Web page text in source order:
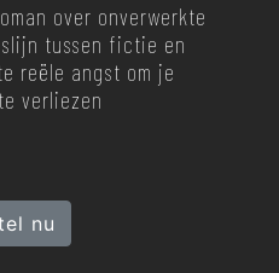
over onverwerkte
tussen fictie en
reële angst om je
verliezen
nu